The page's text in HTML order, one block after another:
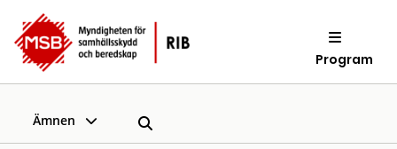
Program
Ämnen